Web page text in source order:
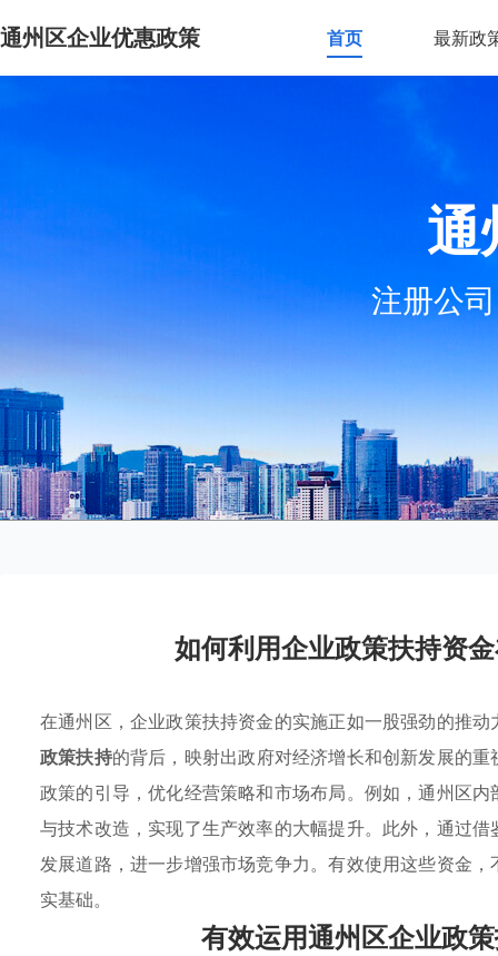
通州区企业优惠政策 首页 最新政
通
注册公
如何利用企业政策扶持资
在通州区，企业政策扶持资金的实施正如一股强劲的推
政策扶持的背后，映射出政府对经济增长和创新发展的
政策的引导，优化经营策略和市场布局。例如，通州区
与技术改造，实现了生产效率的大幅提升。此外，通过
发展道路，进一步增强市场竞争力。有效使用这些资金
实基础。
有效运用通州区企业政